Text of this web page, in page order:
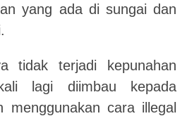
yang ada di sungai dan
tidak terjadi kepunahan
lagi diimbau kepada
menggunakan cara illegal